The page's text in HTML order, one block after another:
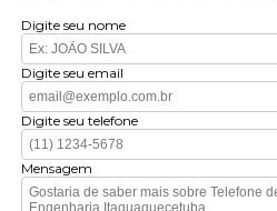
Digite seu nome
Digite seu email
Digite seu telefone
Mensagem